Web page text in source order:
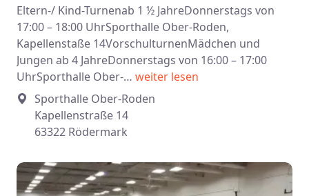
Eltern-/ Kind-Turnenab 1 ½ JahreDonnerstags von
17:00 – 18:00 UhrSporthalle Ober-Roden,
Kapellenstaße 14VorschulturnenMädchen und
Jungen ab 4 JahreDonnerstags von 16:00 – 17:00
UhrSporthalle Ober-… weiter lesen
Sporthalle Ober-Roden
Kapellenstraße 14
63322 Rödermark